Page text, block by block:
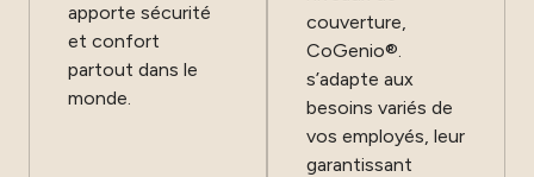
apporte sécurité
et confort
partout dans le
monde.
couverture,
CoGenio®.
s’adapte aux
besoins variés de
vos employés, leur
garantissant